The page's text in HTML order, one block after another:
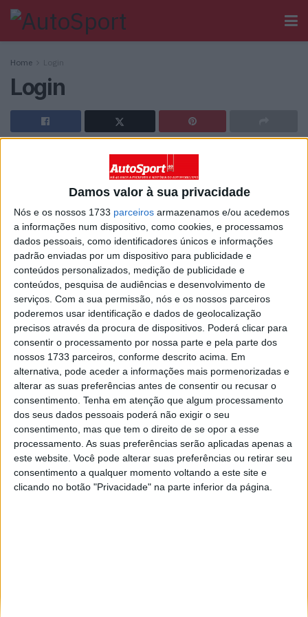
Damos valor à sua privacidade
Nós e os nossos 1733 parceiros armazenamos e/ou acedemos
a informações num dispositivo, como cookies, e processamos
dados pessoais, como identificadores únicos e informações
padrão enviadas por um dispositivo para publicidade e
conteúdos personalizados, medição de publicidade e
conteúdos, pesquisa de audiências e desenvolvimento de
serviços. Com a sua permissão, nós e os nossos parceiros
poderemos usar identificação e dados de geolocalização
precisos através da procura de dispositivos. Poderá clicar para
consentir o processamento por nossa parte e pela parte dos
nossos 1733 parceiros, conforme descrito acima. Em
alternativa, pode aceder a informações mais pormenorizadas e
alterar as suas preferências antes de consentir ou recusar o
consentimento. Tenha em atenção que algum processamento
dos seus dados pessoais poderá não exigir o seu
consentimento, mas que tem o direito de se opor a esse
processamento. As suas preferências serão aplicadas apenas a
este website. Você pode alterar suas preferências ou retirar seu
consentimento a qualquer momento voltando a este site e
clicando no botão "Privacidade" na parte inferior da página.
Home Login
Login
Ainda não tem registo no Autosport?
Sobre
Especialistas em automóveis, automobilismo e demais desportos
motorizados há 48 anos.
Informação importante
Ficha técnica
Estatuto editorial
Política de privacidade
Termos e condições